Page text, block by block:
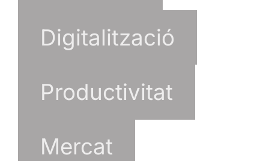
Digitalització
Productivitat
Mercat